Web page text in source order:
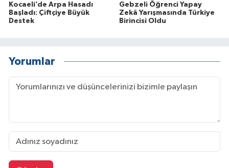
Kocaeli’de Arpa Hasadı
Başladı: Çiftçiye Büyük
Destek
Gebzeli Öğrenci Yapay
Zekâ Yarışmasında Türkiye
Birincisi Oldu
Yorumlar